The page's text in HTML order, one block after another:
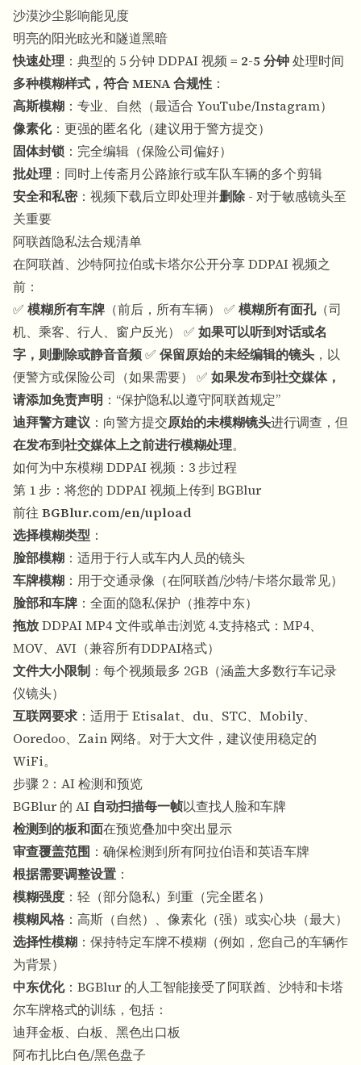
沙漠沙尘影响能见度
明亮的阳光眩光和隧道黑暗
快速处理 ：典型的 5 分钟 DDPAI 视频 = 2-5 分钟处理时间
多种模糊样式，符合 MENA 合规性 ：
高斯模糊 ：专业、自然（最适合 YouTube/Instagram）
像素化：更强的匿名化（建议用于警方提交）
固体封锁 ：完全编辑（保险公司偏好）
批处理 ：同时上传斋月公路旅行或车队车辆的多个剪辑
安全和私密：视频下载后立即处理并删除 - 对于敏感镜头至
关重要
阿联酋隐私法合规清单
在阿联酋、沙特阿拉伯或卡塔尔公开分享 DDPAI 视频之
前：
✅ 模糊所有车牌 （前后，所有车辆） ✅ 模糊所有面孔（司
机、乘客、行人、窗户反光） ✅ 如果可以听到对话或名
字，则删除或静音音频✅ 保留原始的未经编辑的镜头 ，以
便警方或保险公司（如果需要） ✅ 如果发布到社交媒体，
请添加免责声明 ：“保护隐私以遵守阿联酋规定”
迪拜警方建议 ：向警方提交原始的未模糊镜头进行调查，但
在发布到社交媒体上之前进行模糊处理。
如何为中东模糊 DDPAI 视频：3 步过程
第 1 步：将您的 DDPAI 视频上传到 BGBlur
前往 BGBlur.com/en/upload
选择模糊类型 ：
脸部模糊 ：适用于行人或车内人员的镜头
车牌模糊 ：用于交通录像（在阿联酋/沙特/卡塔尔最常见）
脸部和车牌 ：全面的隐私保护（推荐中东）
拖放DDPAI MP4 文件或单击浏览 4.支持格式：MP4、
MOV、AVI（兼容所有DDPAI格式）
文件大小限制 ：每个视频最多 2GB（涵盖大多数行车记录
仪镜头）
互联网要求 ：适用于 Etisalat、du、STC、Mobily、
Ooredoo、Zain 网络。对于大文件，建议使用稳定的
WiFi。
步骤 2：AI 检测和预览
BGBlur 的 AI 自动扫描每一帧以查找人脸和车牌
检测到的板和面在预览叠加中突出显示
审查覆盖范围 ：确保检测到所有阿拉伯语和英语车牌
根据需要调整设置 ：
模糊强度 ：轻（部分隐私）到重（完全匿名）
模糊风格 ：高斯（自然）、像素化（强）或实心块（最大）
选择性模糊 ：保持特定车牌不模糊（例如，您自己的车辆作
为背景）
中东优化：BGBlur 的人工智能接受了阿联酋、沙特和卡塔
尔车牌格式的训练，包括：
迪拜金板、白板、黑色出口板
阿布扎比白色/黑色盘子